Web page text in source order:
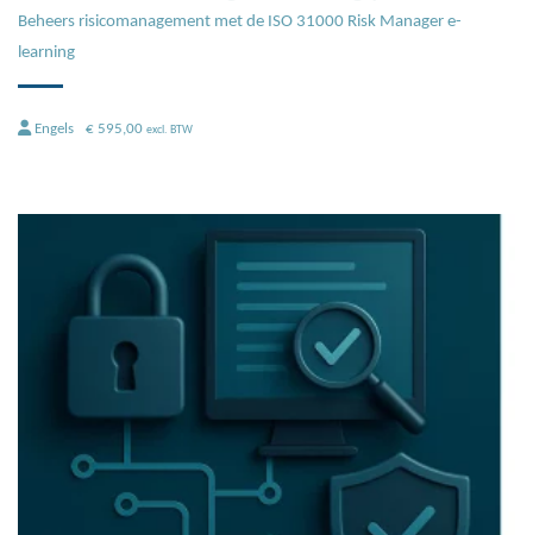
Beheers risicomanagement met de ISO 31000 Risk Manager e-
learning
Engels € 595,00 excl. BTW